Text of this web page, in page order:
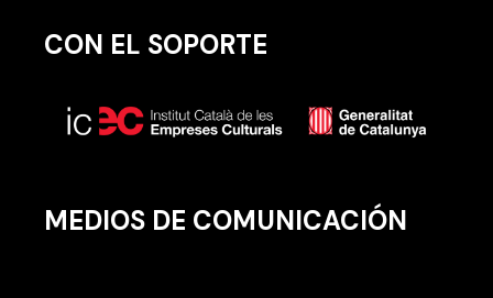
CON EL SOPORTE
MEDIOS DE COMUNICACIÓN